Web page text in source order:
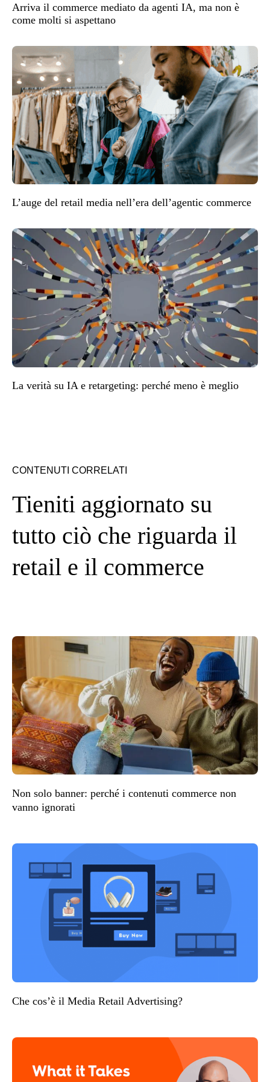
Arriva il commerce mediato da agenti IA, ma non è
come molti si aspettano
L’auge del retail media nell’era dell’agentic commerce
La verità su IA e retargeting: perché meno è meglio
CONTENUTI CORRELATI
Tieniti aggiornato su
tutto ciò che riguarda il
retail e il commerce
Non solo banner: perché i contenuti commerce non
vanno ignorati
Che cos’è il Media Retail Advertising?